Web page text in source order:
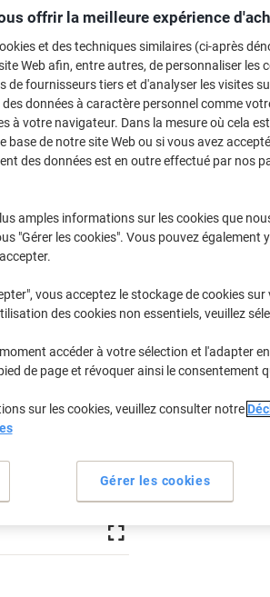
Quick Vitro C5 22,9
Viking N°. 4772898
Seulement
€72,49
€84,81 TVA incl.
Quantité
Informations
Spécifications
Opacité
Format C5
Dimensions
offrir la meilleure expérience
et des techniques similaires (ci-après
Web afin, entre autres, de personnaliser les
de fournisseurs tiers et d'analyser les visites
données à caractère personnel comme
à votre navigateur. Dans la mesure où cela
base de notre site Web ou si vous avez
des données est en outre effectué par nos
amples informations sur les cookies que
"Gérer les cookies". Vous pouvez également
vous acceptez le stockage de cookies
des cookies non essentiels, veuillez
accéder à votre sélection et l'adapter
de page et révoquer ainsi le consentement
sur les cookies, veuillez consulter notre
Gérer les cookies